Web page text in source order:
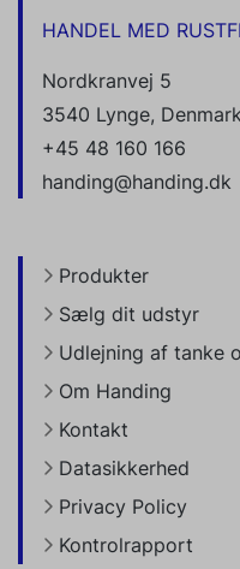
HANDEL MED
Nordkranvej 5
3540 Lynge,
+45 48 160 166
handing@handing.dk
Produkter
Sælg dit udstyr
Udlejning af tanke
Om Handing
Kontakt
Datasikkerhed
Privacy Policy
Kontrolrapport